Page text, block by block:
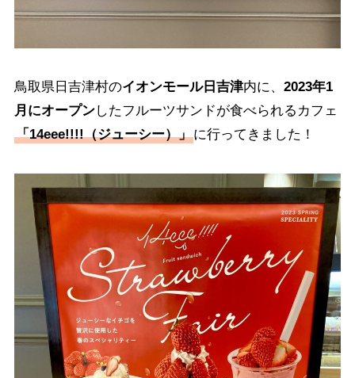
鳥取県日吉津村のイオンモール日吉津内に、 2023年1
月にオープンしたフルーツサンドが食べられるカフェ
「14eee!!!!（ジューシー）」に行ってきました！